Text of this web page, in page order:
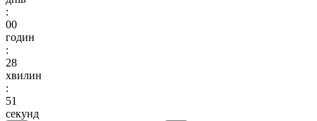
:
00
годин
:
28
хвилин
:
50
секунд